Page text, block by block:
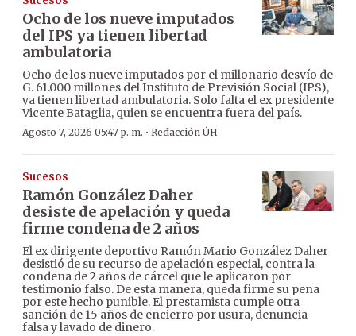
Ocho de los nueve imputados
del IPS ya tienen libertad
ambulatoria
Ocho de los nueve imputados por el millonario desvío de
G. 61.000 millones del Instituto de Previsión Social (IPS),
ya tienen libertad ambulatoria. Solo falta el ex presidente
Vicente Bataglia, quien se encuentra fuera del país.
Agosto 7, 2026 05:47 p. m. · Redacción ÚH
Sucesos
Ramón González Daher
desiste de apelación y queda
firme condena de 2 años
El ex dirigente deportivo Ramón Mario González Daher
desistió de su recurso de apelación especial, contra la
condena de 2 años de cárcel que le aplicaron por
testimonio falso. De esta manera, queda firme su pena
por este hecho punible. El prestamista cumple otra
sanción de 15 años de encierro por usura, denuncia
falsa y lavado de dinero.